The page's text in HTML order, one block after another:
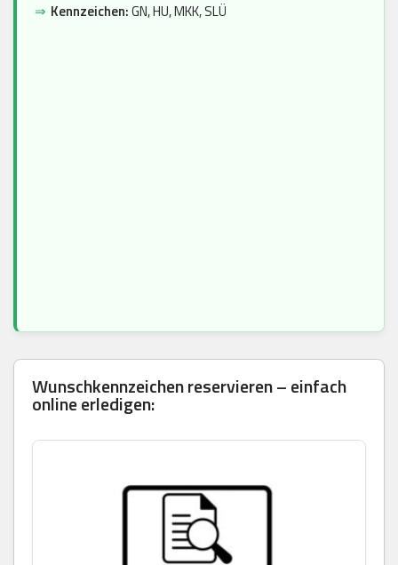
⇒ Kennzeichen:GN, HU, MKK, SLÜ
Wunschkennzeichen reservieren – einfach
online erledigen: